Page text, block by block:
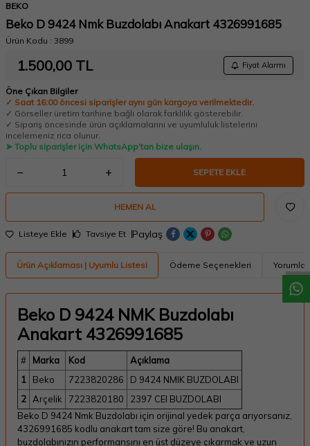
WhatappDesteHatt
BEKO
Beko D 9424 Nmk Buzdolabı Anakart 4326991685
Ürün Kodu : 3899
1.500,00 TL Fiyat Alarmı
Öne Çıkan Bilgiler
✓ Saat 16:00 öncesi siparişler aynı gün kargoya verilmektedir.
✓ Görseller üretim tarihine bağlı olarak farklılık gösterebilir.
✓ Sipariş öncesinde ürün açıklamalarını ve uyumluluk listelerini
incelemeniz rica olunur.
➤ Toplu siparişler için WhatsApp'tan bize ulaşın.
SEPETE EKLE
HEMEN AL
Listeye Ekle Tavsiye Et Paylaş
Ürün Açıklaması | Uyumlu Listesi Ödeme Seçenekleri Yorumlar
Beko D 9424 NMK Buzdolabı
Anakart 4326991685
# Marka Kod
Açıklama
1
Beko 7223820286
D 9424 NMIK BUZDOLABI
2 Arçelik 7223820180
2397 CEI BUZDOLABI
Beko D 9424 Nmk Buzdolabı için orijinal yedek parça arıyorsanız,
4326991685 kodlu anakart tam size göre! Bu anakart,
buzdolabınızın performansını en üst düzeye çıkarmak ve uzun